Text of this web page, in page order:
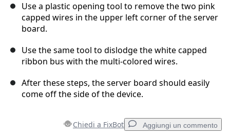
Use a plastic opening tool to remove the two pink
capped wires in the upper left corner of the server
board.
Use the same tool to dislodge the white capped
ribbon bus with the multi-colored wires.
After these steps, the server board should easily
come off the side of the device.
Chiedi a FixBot Aggiungi un commento